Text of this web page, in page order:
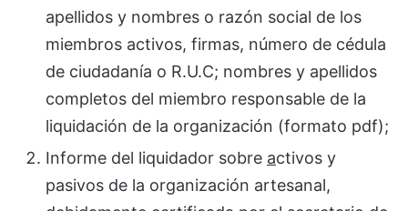
apellidos y nombres o razón social de los
miembros activos, firmas, número de cédula
de ciudadanía o R.U.C; nombres y apellidos
completos del miembro responsable de la
liquidación de la organización (formato pdf);
Informe del liquidador sobre activos y
pasivos de la organización artesanal,